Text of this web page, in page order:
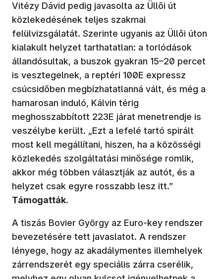
Vitézy Dávid pedig javasolta az Üllői út
közlekedésének teljes szakmai
felülvizsgálatát. Szerinte ugyanis az Üllői úton
kialakult helyzet tarthatatlan: a torlódások
állandósultak, a buszok gyakran 15–20 percet
is vesztegelnek, a reptéri 100E expressz
csúcsidőben megbízhatatlanná vált, és még a
hamarosan induló, Kálvin térig
meghosszabbított 223E járat menetrendje is
veszélybe került. „Ezt a lefelé tartó spirált
most kell megállítani, hiszen, ha a közösségi
közlekedés szolgáltatási minősége romlik,
akkor még többen választják az autót, és a
helyzet csak egyre rosszabb lesz itt.”
Támogatták.
A tiszás Bovier György az Euro-key rendszer
bevezetésére tett javaslatot. A rendszer
lényege, hogy az akadálymentes illemhelyek
zárrendszerét egy speciális zárra cserélik,